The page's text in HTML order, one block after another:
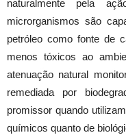
naturalmente pela
microrganismos são
petróleo como fonte de
menos tóxicos ao
atenuação natural
remediada por
promissor quando
químicos quanto de